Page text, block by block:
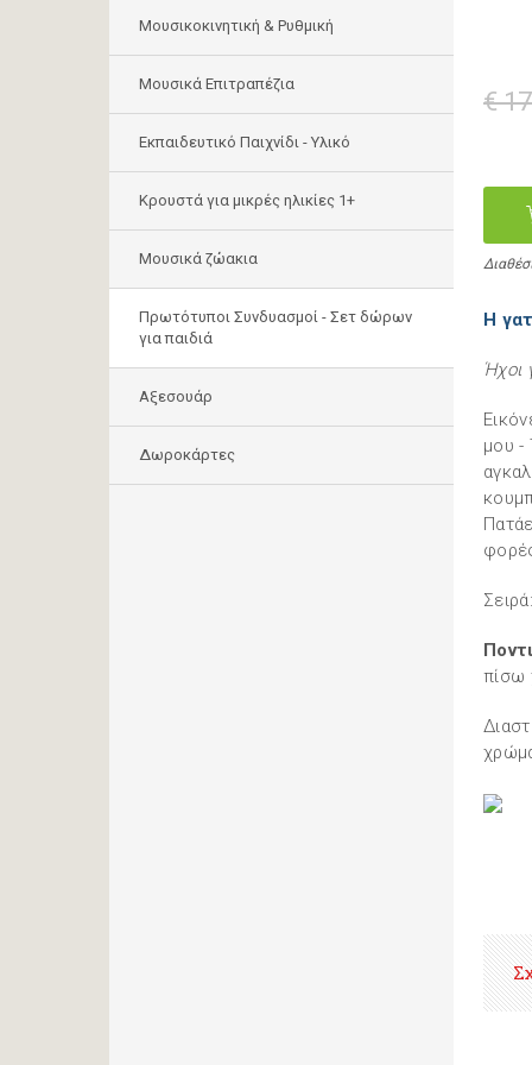
Μουσικοκινητική & Ρυθμική
Μουσικά Επιτραπέζια
Εκπαιδευτικό Παιχνίδι - Υλικό
Κρουστά για μικρές ηλικίες 1+
Mουσικά ζώακια
Πρωτότυποι Συνδυασμοί - Σετ δώρων
για παιδιά
Αξεσουάρ
Δωροκάρτες
€
Η
Ήχοι
μου -
πίσω